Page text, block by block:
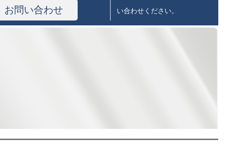
お問い合わせ
い合わせください。